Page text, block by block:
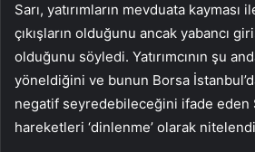
Sarı, yatırımların mevduata kayması
çıkışların olduğunu ancak yabancı
olduğunu söyledi. Yatırımcının şu
yöneldiğini ve bunun Borsa
negatif seyredebileceğini ifade eden
hareketleri ‘dinlenme’ olarak